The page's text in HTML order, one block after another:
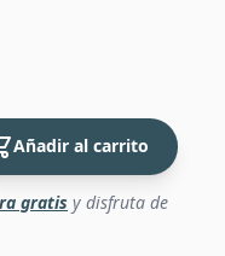
Añadir al carrito
gratis y disfruta de